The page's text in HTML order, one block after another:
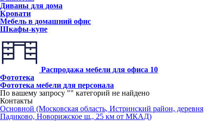
Диваны для дома
Кровати
Мебель в домашний офис
Шкафы-купе
Распродажа мебели для офиса 10
Фототека
Фототека мебели для персонала
По вашему запросу "" категорий не найдено
Контакты
Основной (Московская область, Истринский район, деревня
Падиково, Новорижское ш., 25 км от МКАД)